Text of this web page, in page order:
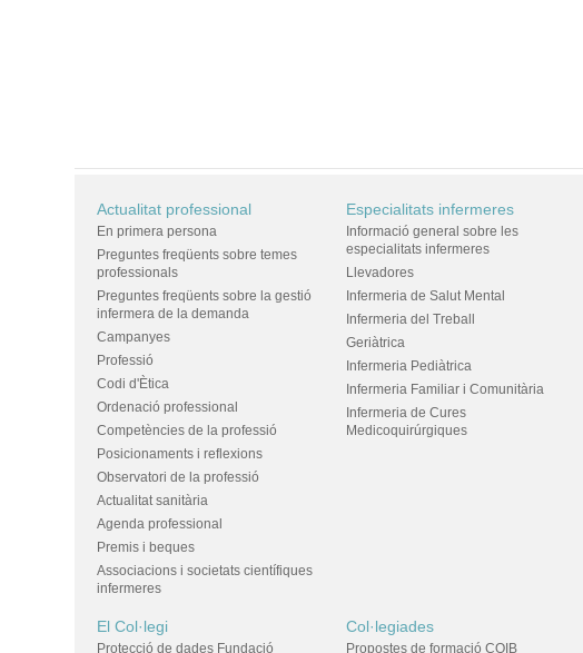
Actualitat professional
En primera persona
Preguntes freqüents sobre temes
professionals
Preguntes freqüents sobre la gestió
infermera de la demanda
Campanyes
Professió
Codi d'Ètica
Ordenació professional
Competències de la professió
Posicionaments i reflexions
Observatori de la professió
Actualitat sanitària
Agenda professional
Premis i beques
Associacions i societats científiques
infermeres
Especialitats infermeres
Informació general sobre les
especialitats infermeres
Llevadores
Infermeria de Salut Mental
Infermeria del Treball
Geriàtrica
Infermeria Pediàtrica
Infermeria Familiar i Comunitària
Infermeria de Cures
Medicoquirúrgiques
El Col·legi
Protecció de dades Fundació
Col·legiades
Propostes de formació COIB